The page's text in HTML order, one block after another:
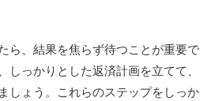
ら、結果を焦らず待つことが重要で
しっかりとした返済計画を立てて、
しょう。これらのステップをしっか